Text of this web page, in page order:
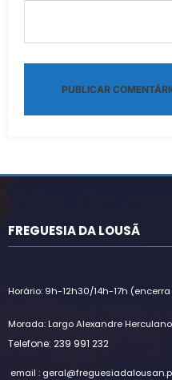
FREGUESIA DA LOUSÃ
Horário: 9h-12h30/14h-17h
Morada: Largo Alexandre
Telefone: 239 991 232
email :